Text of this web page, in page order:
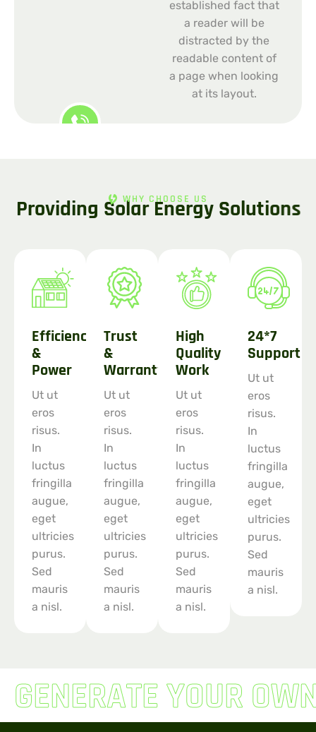
established fact that
a reader will be
distracted by the
readable content of
a page when looking
at its layout.
WHY CHOOSE US
Providing SolarEnergy Solutions
Efficiency
&
Power
Ut ut
eros
risus.
In
luctus
fringilla
augue,
eget
ultricies
purus.
Sed
mauris
a nisl.
Trust
&
Warranty
Ut ut
eros
risus.
In
luctus
fringilla
augue,
eget
ultricies
purus.
Sed
mauris
a nisl.
High
Quality
Work
Ut ut
eros
risus.
In
luctus
fringilla
augue,
eget
ultricies
purus.
Sed
mauris
a nisl.
24*7
Support
Ut ut
eros
risus.
In
luctus
fringilla
augue,
eget
ultricies
purus.
Sed
mauris
a nisl.
GENERATE YOUR